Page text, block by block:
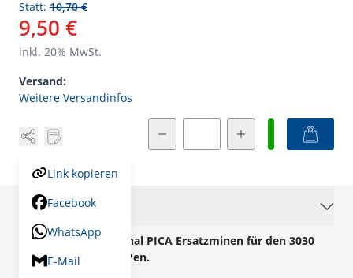
Statt: 10,70 €
9,50 €
inkl. 20% MwSt.
Versand:
Weitere Versandinfos
Link kopieren
Facebook
WhatsApp
E-Mail
Beschreibung
Wasserlösliche original PICA Ersatzminen für den 3030
Longlife Automatic Pen.